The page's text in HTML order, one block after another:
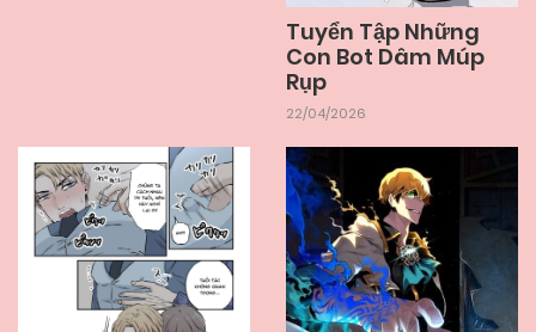
Tuyển Tập Những
Con Bot Dâm Múp
Rụp
22/04/2026